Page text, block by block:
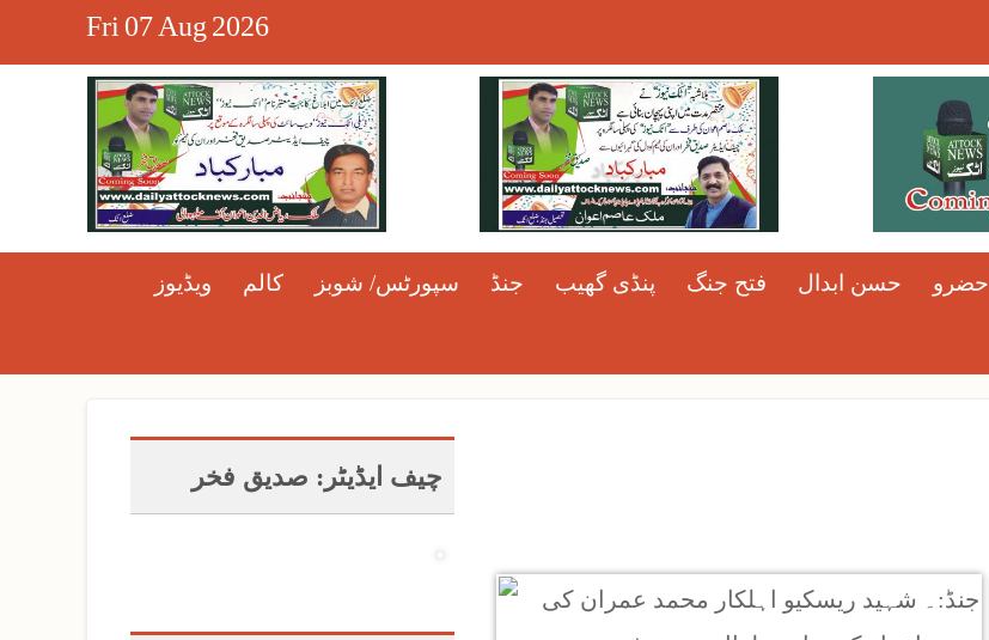
Fri 07 Aug 2026
حضرو حسن ابدال فتح جنگ پنڈی گھیب جنڈ سپورٹس/ شوبز کالم ویڈیوز
Pages
چیف ایڈیٹر: صدیق فخر